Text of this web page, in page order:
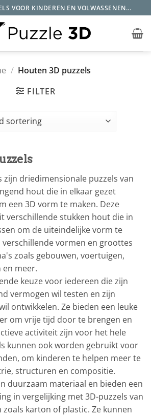
VOOR KINDEREN EN VOLWASSENEN...
/ Houten 3D puzzels
FILTER
zijn driedimensionale puzzels van
hout die in elkaar gezet
een 3D vorm te maken. Deze
verschillende stukken hout die in
om de uiteindelijke vorm te
verschillende vormen en groottes
zoals gebouwen, voertuigen,
meer.
keuze voor iedereen die zijn
vermogen wil testen en zijn
ontwikkelen. Ze bieden een leuke
om vrije tijd door te brengen en
activiteit zijn voor het hele
kunnen ook worden gebruikt voor
om kinderen te helpen meer te
structuren en compositie.
duurzaam materiaal en bieden een
in vergelijking met 3D-puzzels van
karton of plastic. Ze kunnen